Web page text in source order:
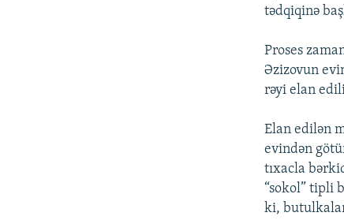
tədqiqinə
Proses
Əzizovun
rəyi elan
Elan edilən
evindən
tıxacla
“sokol” tipli
ki,